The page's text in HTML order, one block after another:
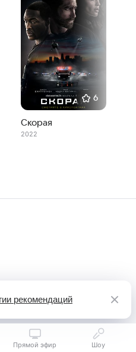
6
Скорая
2022
Прямой эфир Шоу
рекомендаций